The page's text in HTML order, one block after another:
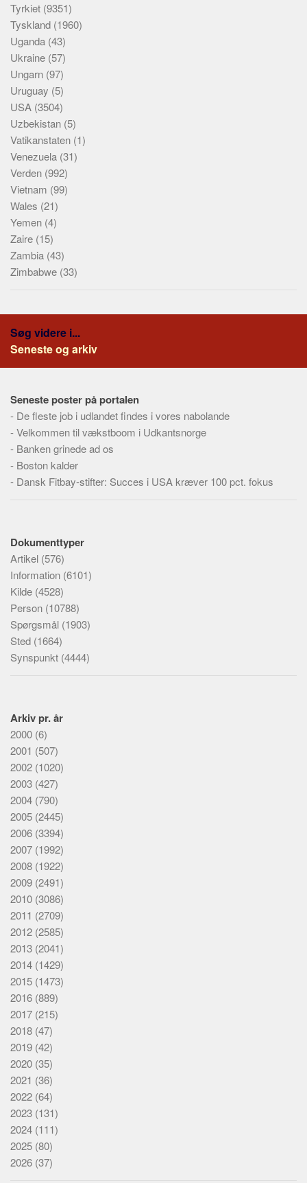
Tyrkiet (9351)
Tyskland (1960)
Uganda (43)
Ukraine (57)
Ungarn (97)
Uruguay (5)
USA (3504)
Uzbekistan (5)
Vatikanstaten (1)
Venezuela (31)
Verden (992)
Vietnam (99)
Wales (21)
Yemen (4)
Zaire (15)
Zambia (43)
Zimbabwe (33)
Søg videre i...
Seneste og arkiv
Seneste poster på portalen
- De fleste job i udlandet findes i vores nabolande
-Velkommen til vækstboom i Udkantsnorge
- Banken grinede ad os
- Boston kalder
- Dansk Fitbay-stifter: Succes i USA kræver 100 pct. fokus
Dokumenttyper
Artikel (576)
Information (6101)
Kilde (4528)
Person (10788)
Spørgsmål (1903)
Sted (1664)
Synspunkt (4444)
Arkiv pr. år
2000 (6)
2001 (507)
2002 (1020)
2003 (427)
2004 (790)
2005 (2445)
2006 (3394)
2007 (1992)
2008 (1922)
2009 (2491)
2010 (3086)
2011 (2709)
2012 (2585)
2013 (2041)
2014 (1429)
2015 (1473)
2016 (889)
2017 (215)
2018 (47)
2019 (42)
2020 (35)
2021 (36)
2022 (64)
2023 (131)
2024 (111)
2025 (80)
2026 (37)